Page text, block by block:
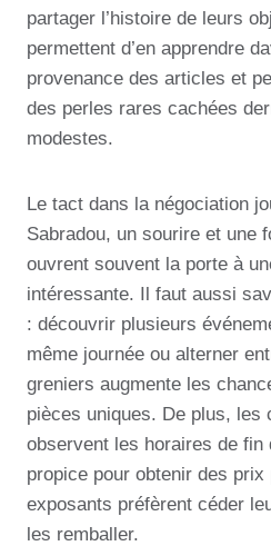
partager l’histoire de leurs
permettent d’en apprendre
provenance des articles et
des perles rares cachées
modestes.
Le tact dans la négociation
Sabradou, un sourire et une
ouvrent souvent la porte à
intéressante. Il faut aussi
: découvrir plusieurs
même journée ou alterner
greniers augmente les
pièces uniques. De plus, les
observent les horaires de fin
propice pour obtenir des
exposants préfèrent céder
les remballer.